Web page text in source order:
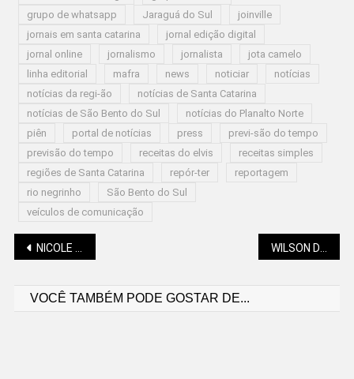
grupo de whatsapp
Jaraguá do Sul
joinville
jornais em santa catarina
jornal edição digital
jornal online
jornalismo jornalista
jota camelo
linha editorial
mafra news noticiar
notícias
notícias da regi-ão
notícias de Santa Catarina
notícias de São Bento do Sul
notícias do Planalto Norte
piên
portal de notícias press
previ-são do tempo
previsão do tempo
receitas do elvis
receitas simples
regiões de Santa Catarina
repór-ter
reportagem
rio negrinho
São Bento do Sul
veículos de comunicação
Navegação
NICOLE PILLATI (GOTAS DE LUZ): A CAPACIDADE DE SE COLOCAR NO LUGAR DO OUTRO
VOCÊ TAMBÉM PODE GOSTAR DE...